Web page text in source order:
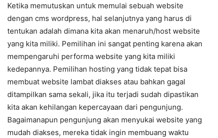
Ketika memutuskan untuk memulai sebuah website
dengan cms wordpress, hal selanjutnya yang harus di
tentukan adalah dimana kita akan menaruh/host website
yang kita miliki. Pemilihan ini sangat penting karena akan
mempengaruhi performa website yang kita miliki
kedepannya. Pemilihan hosting yang tidak tepat bisa
membuat website lambat diakses atau bahkan gagal
ditampilkan sama sekali, jika itu terjadi sudah dipastikan
kita akan kehilangan kepercayaan dari pengunjung.
Bagaimanapun pengunjung akan menyukai website yang
mudah diakses, mereka tidak ingin membuang waktu